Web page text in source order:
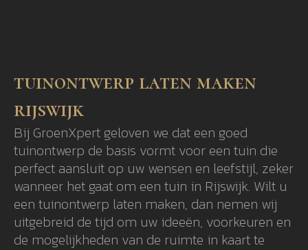
tuinontwerp laten maken
rijswijk
Bij GroenXpert geloven we dat een goed
tuinontwerp de basis vormt voor een tuin die
perfect aansluit op uw wensen en leefstijl, zeker
wanneer het gaat om een tuin in Rijswijk. Wilt u
een tuinontwerp laten maken, dan nemen wij
uitgebreid de tijd om uw ideeën, voorkeuren en
de mogelijkheden van de ruimte in kaart te